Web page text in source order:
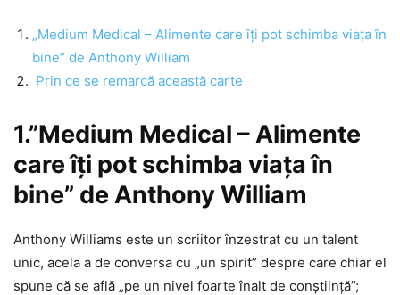
„Medium Medical – Alimente care îți pot schimba viața în
bine” de Anthony William
Prin ce se remarcă această carte
1.”Medium Medical – Alimente
care îți pot schimba viața în
bine” de Anthony William
Anthony Williams este un scriitor înzestrat cu un talent
unic, acela a de conversa cu „un spirit” despre care chiar el
spune că se află „pe un nivel foarte înalt de conștiință”;